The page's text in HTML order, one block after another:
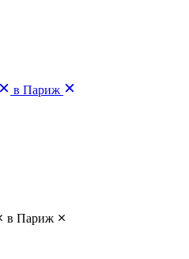
в Париж
в Париж